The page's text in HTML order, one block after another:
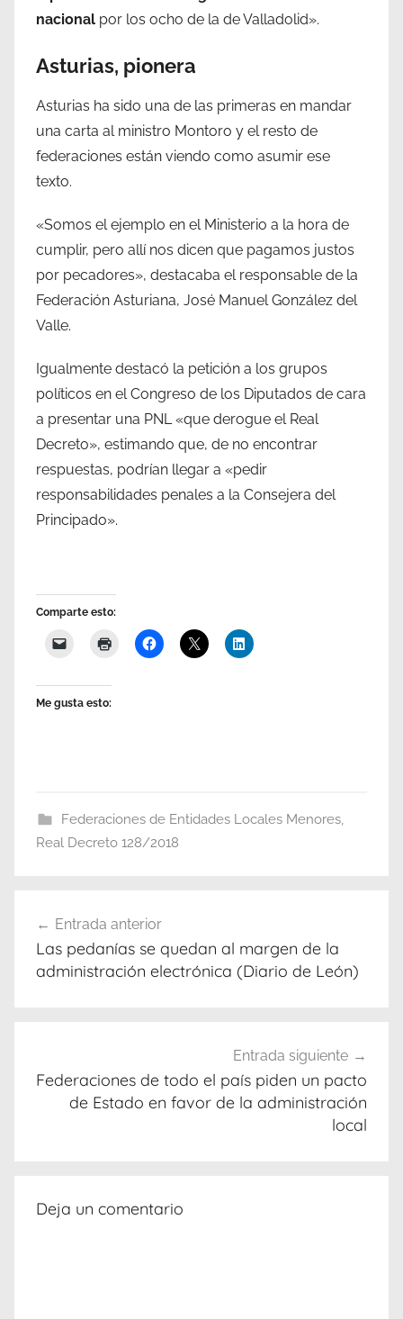
nacional por los ocho de la de Valladolid».
Asturias, pionera
Asturias ha sido una de las primeras en mandar
una carta al ministro Montoro y el resto de
federaciones están viendo como asumir ese
texto.
«Somos el ejemplo en el Ministerio a la hora de
cumplir, pero allí nos dicen que pagamos justos
por pecadores», destacaba el responsable de la
Federación Asturiana, José Manuel González del
Valle.
Igualmente destacó la petición a los grupos
políticos en el Congreso de los Diputados de cara
a presentar una PNL «que derogue el Real
Decreto», estimando que, de no encontrar
respuestas, podrían llegar a «pedir
responsabilidades penales a la Consejera del
Principado».
Comparte esto:
Me gusta esto:
Federaciones de Entidades Locales Menores,
Real Decreto 128/2018
de
entradas
Entrada anterior
Las pedanías se quedan al margen de la
administración electrónica (Diario de León)
Entrada siguiente
Federaciones de todo el país piden un pacto
de Estado en favor de la administración
local
Deja un comentario